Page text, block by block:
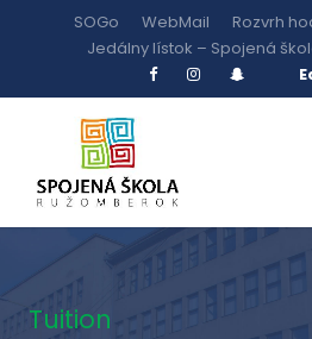
SOGo WebMail Rozvrh
Jedálny lístok – Spojená
Tuition